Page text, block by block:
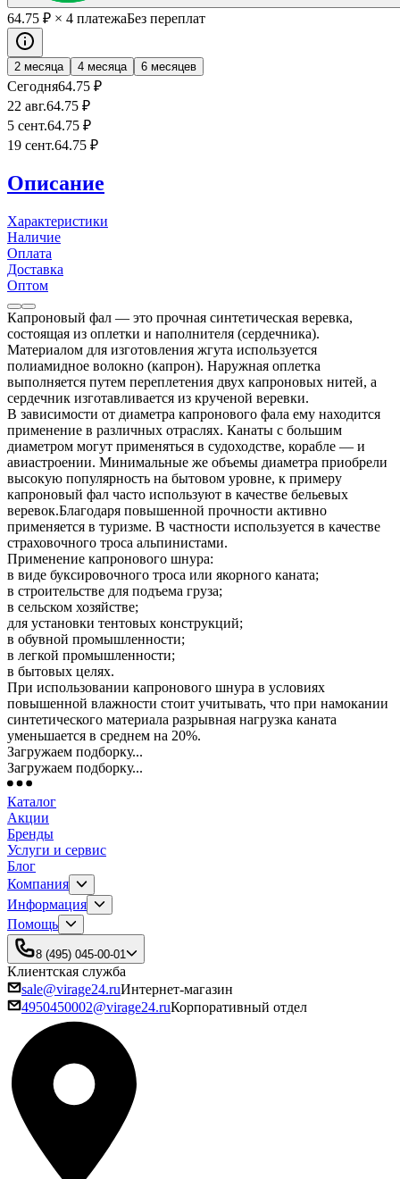
64.75 ₽ × 4 платежаБез переплат
2 месяца 4 месяца 6 месяцев
Сегодня64.75 ₽
22 авг.64.75 ₽
5 сент.64.75 ₽
19 сент.64.75 ₽
Описание
Характеристики
Наличие
Оплата
Доставка
Оптом
Капроновый фал — это прочная синтетическая веревка,
состоящая из оплетки и наполнителя (сердечника).
Материалом для изготовления жгута используется
полиамидное волокно (капрон). Наружная оплетка
выполняется путем переплетения двух капроновых нитей, а
сердечник изготавливается из крученой веревки.
В зависимости от диаметра капронового фала ему находится
применение в различных отраслях. Канаты с большим
диаметром могут применяться в судоходстве, корабле — и
авиастроении. Минимальные же объемы диаметра приобрели
высокую популярность на бытовом уровне, к примеру
капроновый фал часто используют в качестве бельевых
веревок.Благодаря повышенной прочности активно
применяется в туризме. В частности используется в качестве
страховочного троса альпинистами.
Применение капронового шнура:
в виде буксировочного троса или якорного каната;
в строительстве для подъема груза;
в сельском хозяйстве;
для установки тентовых конструкций;
в обувной промышленности;
в легкой промышленности;
в бытовых целях.
При использовании капронового шнура в условиях
повышенной влажности стоит учитывать, что при намокании
синтетического материала разрывная нагрузка каната
уменьшается в среднем на 20%.
Загружаем подборку...
Загружаем подборку...
Каталог
Акции
Бренды
Услуги и сервис
Блог
Компания
Информация
Помощь
8 (495) 045-00-01
Клиентская служба
sale@virage24.ruИнтернет-магазин
4950450002@virage24.ruКорпоративный отдел